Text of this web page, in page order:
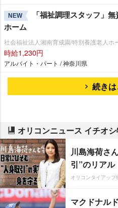
NEW
「福祉調理スタッフ」
ホーム
社会福祉法人湘南育成園/特別養護老人ホ
時給1,230円
アルバイト・パート / 神奈川県
続き
オリコンニュース イチオ
川島海荷さ
引”のリアル
オリコンタイアップ
マクドナル